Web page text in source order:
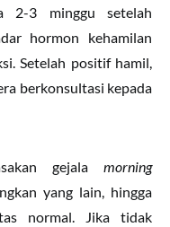
2-3 minggu setelah
hormon kehamilan
Setelah positif hamil,
berkonsultasi kepada
gejala morning
yang lain, hingga
normal. Jika tidak